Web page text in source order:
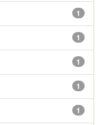
1
1
1
1
1